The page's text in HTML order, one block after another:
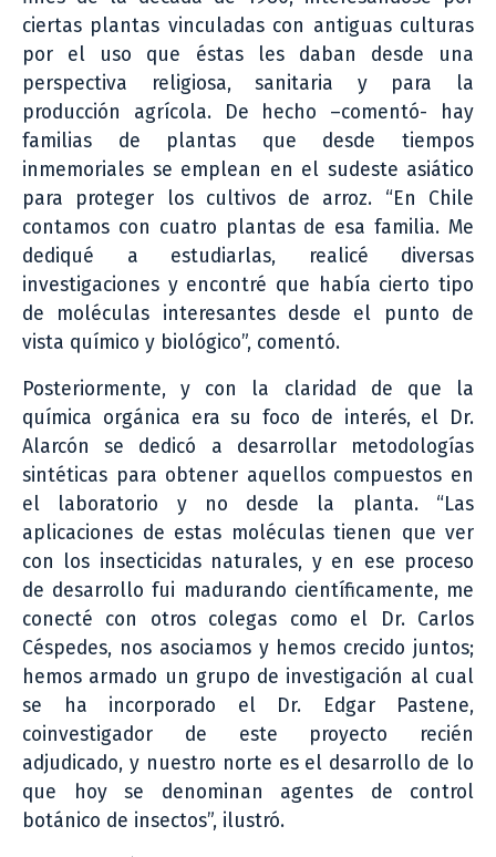
ciertas plantas vinculadas con antiguas culturas
por el uso que éstas les daban desde una
perspectiva religiosa, sanitaria y para la
producción agrícola. De hecho –comentó- hay
familias de plantas que desde tiempos
inmemoriales se emplean en el sudeste asiático
para proteger los cultivos de arroz. “En Chile
contamos con cuatro plantas de esa familia. Me
dediqué a estudiarlas, realicé diversas
investigaciones y encontré que había cierto tipo
de moléculas interesantes desde el punto de
vista químico y biológico”, comentó.
Posteriormente, y con la claridad de que la
química orgánica era su foco de interés, el Dr.
Alarcón se dedicó a desarrollar metodologías
sintéticas para obtener aquellos compuestos en
el laboratorio y no desde la planta. “Las
aplicaciones de estas moléculas tienen que ver
con los insecticidas naturales, y en ese proceso
de desarrollo fui madurando científicamente, me
conecté con otros colegas como el Dr. Carlos
Céspedes, nos asociamos y hemos crecido juntos;
hemos armado un grupo de investigación al cual
se ha incorporado el Dr. Edgar Pastene,
coinvestigador de este proyecto recién
adjudicado, y nuestro norte es el desarrollo de lo
que hoy se denominan agentes de control
botánico de insectos”, ilustró.